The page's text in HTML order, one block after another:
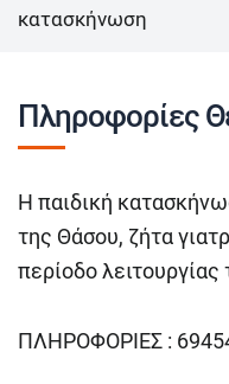
κατασκήνωση
Πληροφορίες
Η παιδική
της Θάσου, ζήτα
περίοδο λειτουργίας
ΠΛΗΡΟΦΟΡΙΕΣ :